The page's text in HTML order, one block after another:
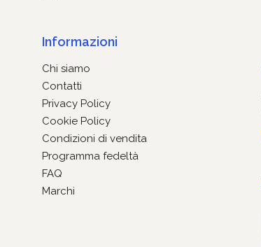
Informazioni
Chi siamo
Contatti
Privacy Policy
Cookie Policy
Condizioni di vendita
Programma fedeltà
FAQ
Marchi